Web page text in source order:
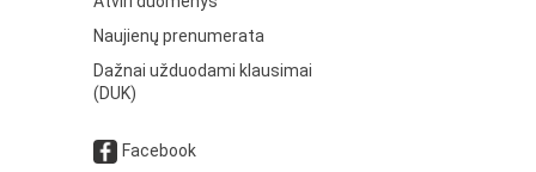
Naujienų prenumerata
Dažnai užduodami klausimai
(DUK)
Facebook